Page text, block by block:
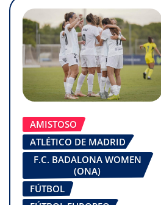
AMISTOSO
ATLÉTICO DE MADRID
F.C. BADALONA WOMEN
(ONA)
FÚTBOL